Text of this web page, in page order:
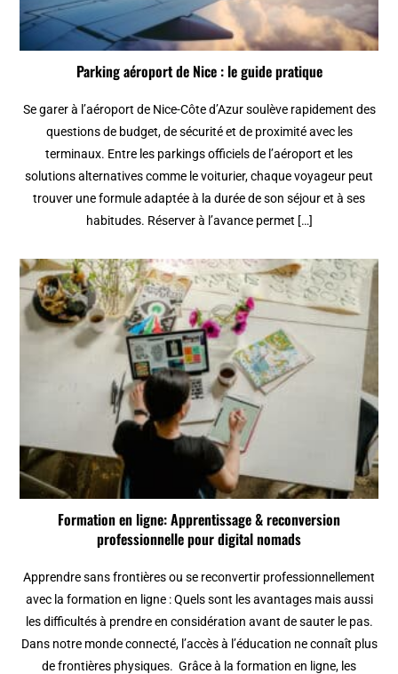
Parking aéroport de Nice : le guide pratique
Se garer à l’aéroport de Nice-Côte d’Azur soulève rapidement des
questions de budget, de sécurité et de proximité avec les
terminaux. Entre les parkings officiels de l’aéroport et les
solutions alternatives comme le voiturier, chaque voyageur peut
trouver une formule adaptée à la durée de son séjour et à ses
habitudes. Réserver à l’avance permet […]
Formation en ligne: Apprentissage & reconversion
professionnelle pour digital nomads
Apprendre sans frontières ou se reconvertir professionnellement
avec la formation en ligne : Quels sont les avantages mais aussi
les difficultés à prendre en considération avant de sauter le pas.
Dans notre monde connecté, l’accès à l’éducation ne connaît plus
de frontières physiques. Grâce à la formation en ligne, les